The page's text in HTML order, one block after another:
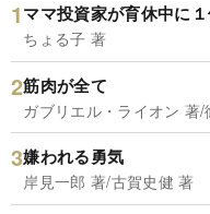
ママ投資家が育休中に
ちょる子 著
筋肉が全て
ガブリエル・ライオン 著/
嫌われる勇気
岸見一郎 著/古賀史健 著